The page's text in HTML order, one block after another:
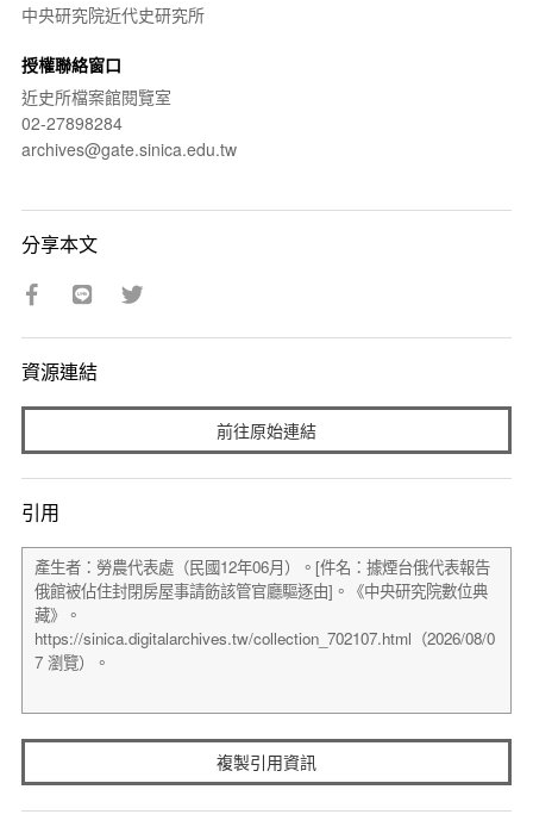
中央研究院近代史研究所
授權聯絡窗口
近史所檔案館閱覽室
02-27898284
archives@gate.sinica.edu.tw
分享本文
資源連結
前往原始連結
引用
複製引用資訊